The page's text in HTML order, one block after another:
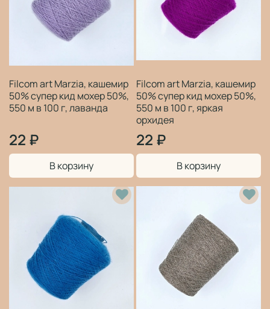
Filcom art Marzia, кашемир
50% супер кид мохер 50%,
550 м в 100 г, лаванда
22 ₽
В корзину
Filcom art Marzia, кашемир
50% супер кид мохер 50%,
550 м в 100 г, яркая
орхидея
22 ₽
В корзину